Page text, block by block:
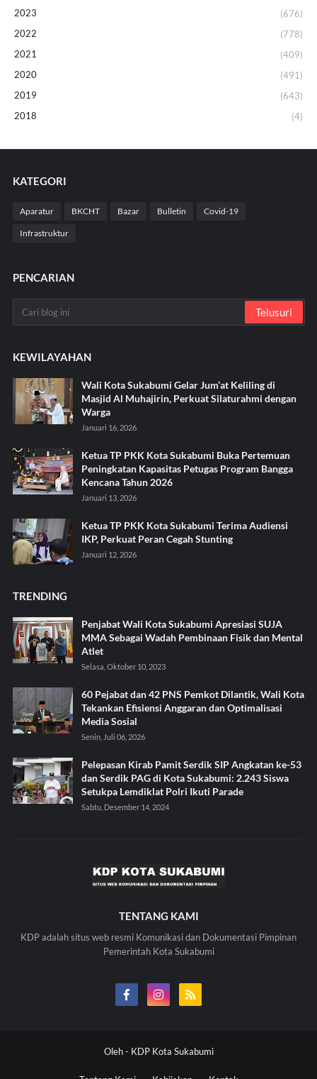
2023
(676)
2022
(778)
2021
(409)
2020
(491)
2019
(643)
2018
(4)
KATEGORI
Aparatur BKCHT Bazar Bulletin Covid-19
Infrastruktur
PENCARIAN
KEWILAYAHAN
Wali Kota Sukabumi Gelar Jum’at Keliling di
Masjid Al Muhajirin, Perkuat Silaturahmi dengan
Warga
Januari 16, 2026
Ketua TP PKK Kota Sukabumi Buka Pertemuan
Peningkatan Kapasitas Petugas Program Bangga
Kencana Tahun 2026
Januari 13, 2026
Ketua TP PKK Kota Sukabumi Terima Audiensi
IKP, Perkuat Peran Cegah Stunting
Januari 12, 2026
TRENDING
Penjabat Wali Kota Sukabumi Apresiasi SUJA
MMA Sebagai Wadah Pembinaan Fisik dan Mental
Atlet
Selasa, Oktober 10, 2023
60 Pejabat dan 42 PNS Pemkot Dilantik, Wali Kota
Tekankan Efisiensi Anggaran dan Optimalisasi
Media Sosial
Senin, Juli 06, 2026
Pelepasan Kirab Pamit Serdik SIP Angkatan ke-53
dan Serdik PAG di Kota Sukabumi: 2.243 Siswa
Setukpa Lemdiklat Polri Ikuti Parade
Sabtu, Desember 14, 2024
TENTANG KAMI
KDP adalah situs web resmi Komunikasi dan Dokumentasi Pimpinan
Pemerintah Kota Sukabumi
Oleh - KDP Kota Sukabumi